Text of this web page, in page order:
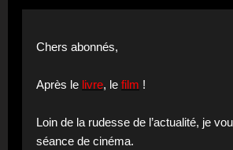
Chers abonnés,
Après le livre, le film !
Loin de la rudesse de l’actualité, je
séance de cinéma.